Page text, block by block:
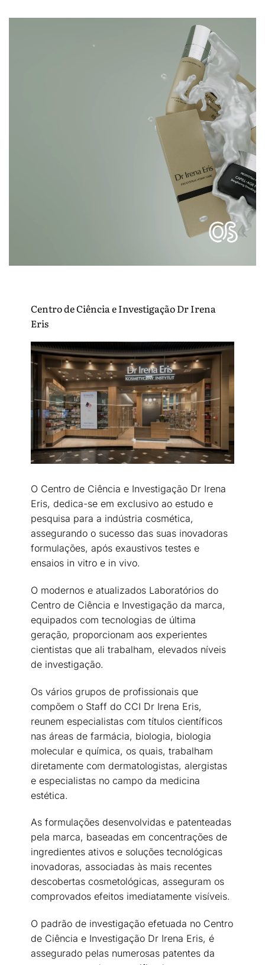
Centro de Ciência e Investigação Dr Irena
Eris
O Centro de Ciência e Investigação Dr Irena
Eris, dedica-se em exclusivo ao estudo e
pesquisa para a indústria cosmética,
assegurando o sucesso das suas inovadoras
formulações, após exaustivos testes e
ensaios in vitro e in vivo.
O modernos e atualizados Laboratórios do
Centro de Ciência e Investigação da marca,
equipados com tecnologias de última
geração, proporcionam aos experientes
cientistas que ali trabalham, elevados níveis
de investigação.
Os vários grupos de profissionais que
compõem o Staff do CCI Dr Irena Eris,
reunem especialistas com títulos científicos
nas áreas de farmácia, biologia, biologia
molecular e química, os quais, trabalham
diretamente com dermatologistas, alergistas
e especialistas no campo da medicina
estética.
As formulações desenvolvidas e patenteadas
pela marca, baseadas em concentrações de
ingredientes ativos e soluções tecnológicas
inovadoras, associadas às mais recentes
descobertas cosmetológicas, asseguram os
comprovados efeitos imediatamente visíveis.
O padrão de investigação efetuada no Centro
de Ciência e Investigação Dr Irena Eris, é
assegurado pelas numerosas patentes da